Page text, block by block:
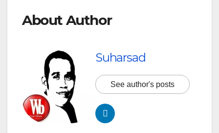
About Author
Suharsad
See author's posts